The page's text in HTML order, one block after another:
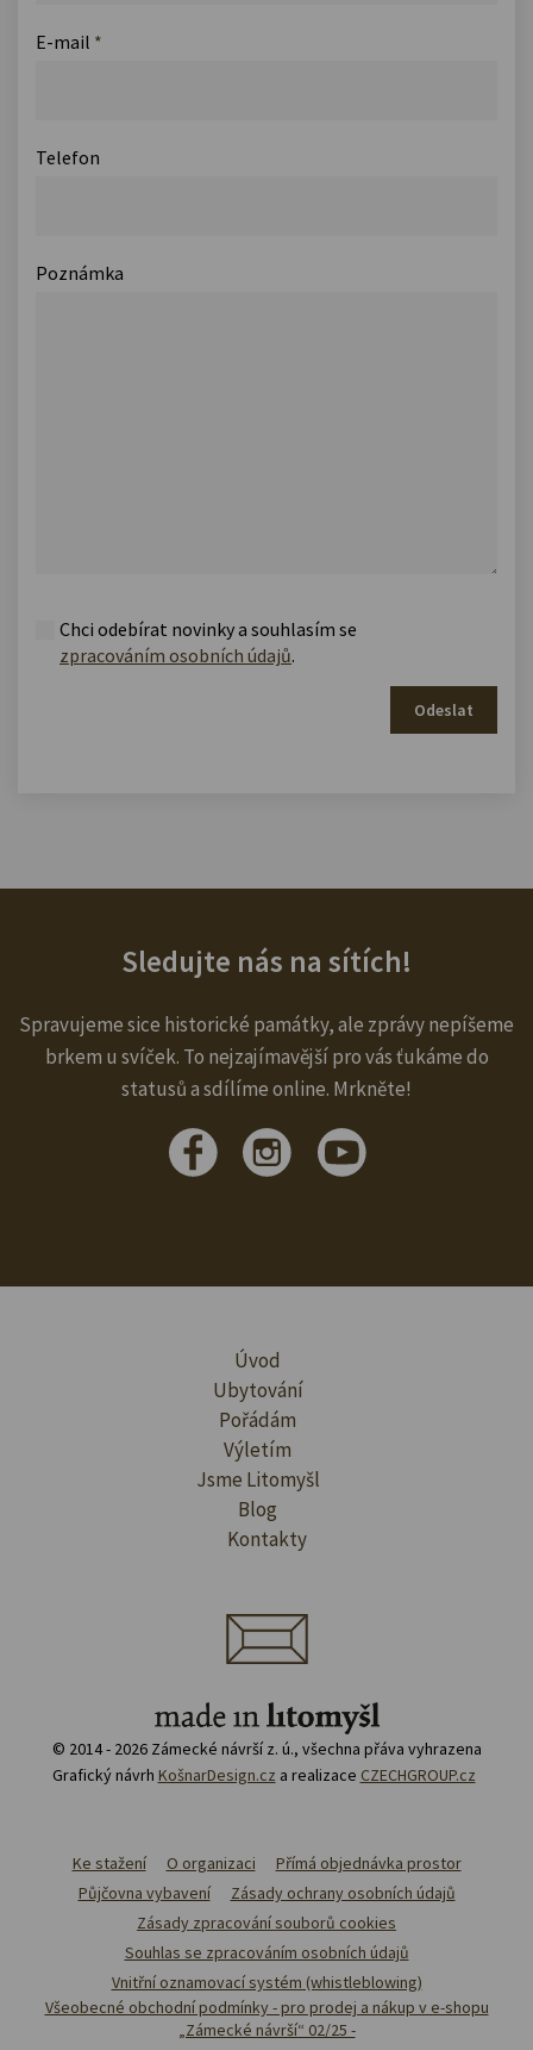
E-mail *
Telefon
Poznámka
Chci odebírat novinky a souhlasím se
zpracováním osobních údajů.
Odeslat
Sledujte nás na sítích!
Spravujeme sice historické památky, ale zprávy nepíšeme
brkem u svíček. To nejzajímavější pro vás ťukáme do
statusů a sdílíme online. Mrkněte!
Úvod
Ubytování
Pořádám
Výletím
Jsme Litomyšl
Blog
Kontakty
© 2014 - 2026 Zámecké návrší z. ú., všechna přáva vyhrazena
Grafický návrh KošnarDesign.cz a realizace CZECHGROUP.cz
Ke stažení O organizaci
Přímá objednávka prostor
Půjčovna vybavení
Zásady ochrany osobních údajů
Zásady zpracování souborů cookies
Souhlas se zpracováním osobních údajů
Vnitřní oznamovací systém (whistleblowing)
Všeobecné obchodní podmínky - pro prodej a nákup v e-shopu
„Zámecké návrší“ 02/25 -